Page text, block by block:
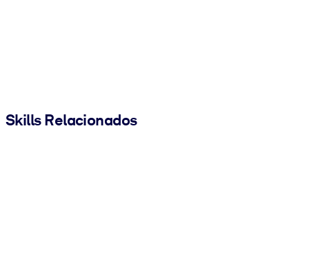
Skills Relacionados